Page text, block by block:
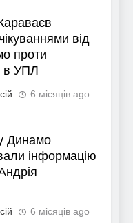
від
проти
в УПЛ
6 місяців ago
Динамо
інформацію
6 місяців ago